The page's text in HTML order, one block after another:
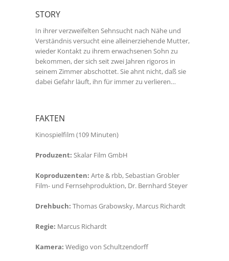
STORY
In ihrer verzweifelten Sehnsucht nach Nähe und
Verständnis versucht eine alleinerziehende Mutter,
wieder Kontakt zu ihrem erwachsenen Sohn zu
bekommen, der sich seit zwei Jahren rigoros in
seinem Zimmer abschottet.Sie ahnt nicht, daß sie
dabei Gefahr läuft, ihn für immer zu verlieren…
FAKTEN
Kinospielfilm (109 Minuten)
Produzent: Skalar Film GmbH
Koproduzenten: Arte & rbb, Sebastian Grobler
Film- und Fernsehproduktion, Dr. Bernhard Steyer
Drehbuch: Thomas Grabowsky, Marcus Richardt
Regie: Marcus Richardt
Kamera: Wedigo von Schultzendorff